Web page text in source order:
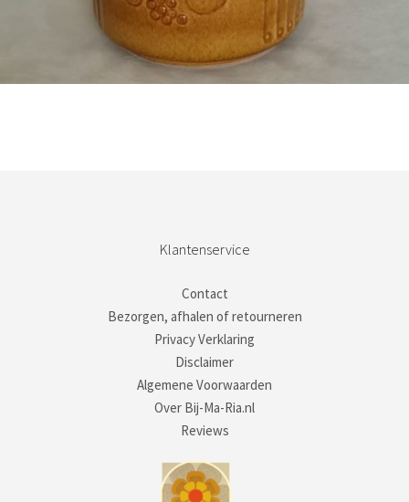
Klantenservice
Contact
Bezorgen, afhalen of retourneren
Privacy Verklaring
Disclaimer
Algemene Voorwaarden
Over Bij-Ma-Ria.nl
Reviews